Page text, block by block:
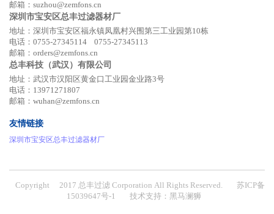
邮箱：suzhou@zemfons.cn
深圳市宝安区总丰过滤器材厂
地址：深圳市宝安区福永镇凤凰村兴围第三工业园第10栋
电话：0755-27345114 0755-27345113
邮箱：orders@zemfons.cn
总丰科技（武汉）有限公司
地址：武汉市汉阳区黄金口工业园金业路3号
电话：13971271807
邮箱：wuhan@zemfons.cn
友情链接
深圳市宝安区总丰过滤器材厂
Copyright ©2017 总丰过滤 Corporation All Rights Reserved.
苏ICP备
15039647号-1
技术支持： 黑马澜狮